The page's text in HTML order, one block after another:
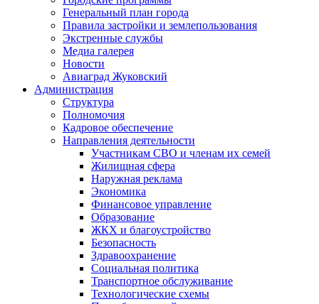
Генеральный план города
Правила застройки и землепользования
Экстренные службы
Медиа галерея
Новости
Авиаград Жуковский
Администрация
Структура
Полномочия
Кадровое обеспечение
Направления деятельности
Участникам СВО и членам их семей
Жилищная сфера
Наружная реклама
Экономика
Финансовое управление
Образование
ЖКХ и благоустройство
Безопасность
Здравоохранение
Социальная политика
Транспортное обслуживание
Технологические схемы